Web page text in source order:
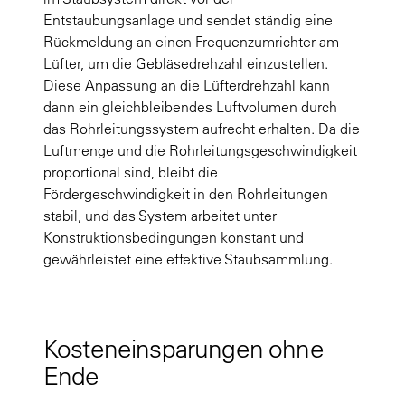
Entstaubungsanlage und sendet ständig eine
Rückmeldung an einen Frequenzumrichter am
Lüfter, um die Gebläsedrehzahl einzustellen.
Diese Anpassung an die Lüfterdrehzahl kann
dann ein gleichbleibendes Luftvolumen durch
das Rohrleitungssystem aufrecht erhalten. Da die
Luftmenge und die Rohrleitungsgeschwindigkeit
proportional sind, bleibt die
Fördergeschwindigkeit in den Rohrleitungen
stabil, und das System arbeitet unter
Konstruktionsbedingungen konstant und
gewährleistet eine effektive Staubsammlung.
Kosteneinsparungen ohne
Ende